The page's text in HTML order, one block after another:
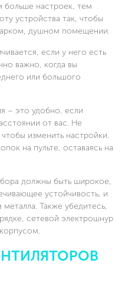
настроек, тем
устройства так, чтобы
душном помещении.
если у него есть
важно, когда вы
или большого
– это удобно, если
от вас. Не
изменить настройки.
на пульте, оставаясь на
должны быть широкое,
устойчивость, и
Также убедитесь,
сетевой электрошнур